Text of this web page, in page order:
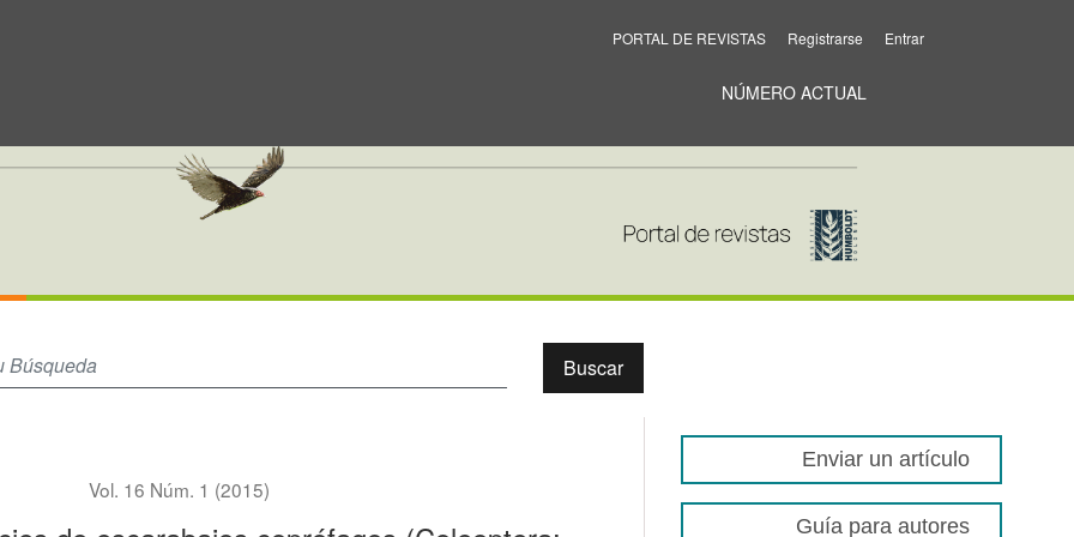
Scarabaeidae: Scarabaeinae) de bosque seco de Colombia
NÚMERO ACTUAL
PORTAL DE REVISTAS Registrarse Entrar
Buscar
Vol. 16 Núm. 1 (2015)
Enviar un artículo
Guía para autores